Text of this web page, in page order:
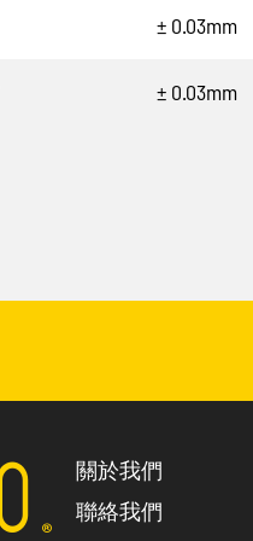
± 0.03mm
± 0.03mm
關於我們
聯絡我們